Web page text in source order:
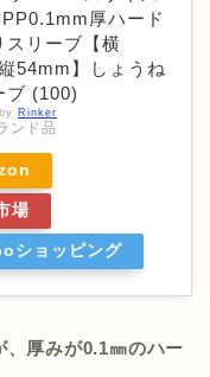
厚ハード
スリーブ【横
54mm】しょうね
ブ (100)
Rinker
ンド品
場
ショッピング
、厚みが0.1㎜のハー